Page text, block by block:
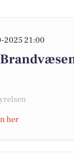
2025 21:00
her